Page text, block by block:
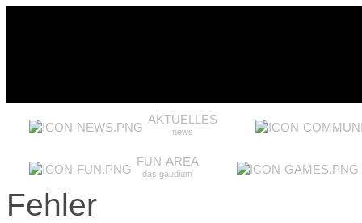
AKTUELLES
news
FUN-AREA
das gaudium
Fehler